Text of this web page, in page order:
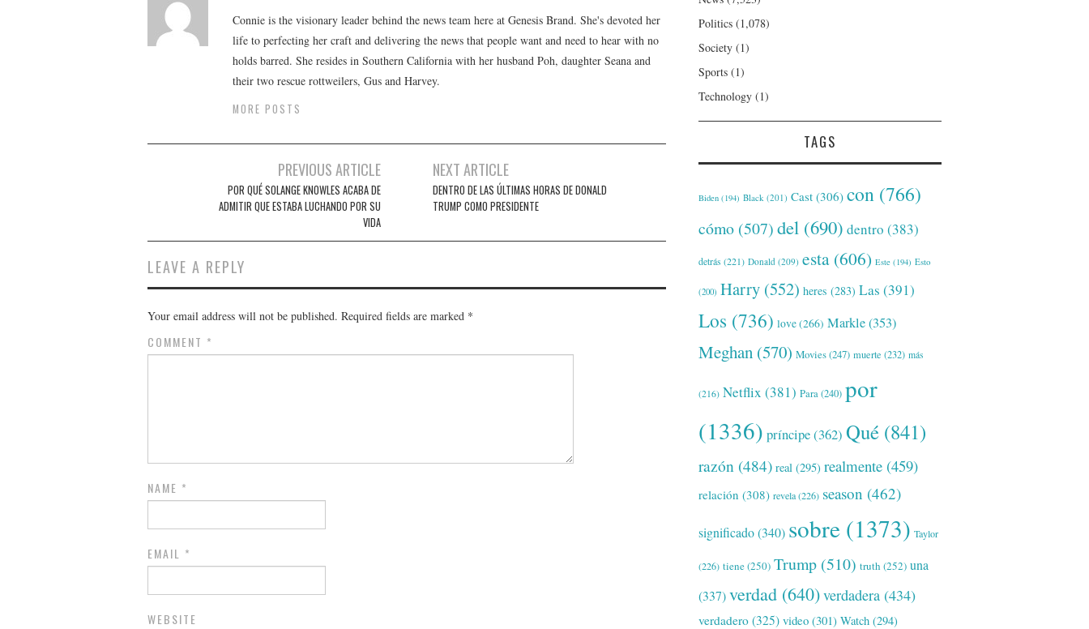
Connie is the visionary leader behind the news team here at Genesis Brand. She's devoted her
life to perfecting her craft and delivering the news that people want and need to hear with no
holds barred. She resides in Southern California with her husband Poh, daughter Seana and
their two rescue rottweilers, Gus and Harvey.
MORE POSTS
PREVIOUS ARTICLE
POR QUÉ SOLANGE KNOWLES ACABA DE
ADMITIR QUE ESTABA LUCHANDO POR SU
VIDA
NEXT ARTICLE
DENTRO DE LAS ÚLTIMAS HORAS DE DONALD
TRUMP COMO PRESIDENTE
LEAVE A REPLY
Your email address will not be published. Required fields are marked *
COMMENT *
NAME *
EMAIL *
WEBSITE
Politics (1,078)
Society (1)
Sports (1)
Technology (1)
TAGS
Biden (194) Black (201) Cast (306) con (766)
cómo (507)del (690) dentro (383)
detrás (221) Donald (209) esta (606) Este (194) Esto
(200) Harry (552) heres (283) Las (391)
Los (736) love(266) Markle(353)
Meghan (570) Movies(247) muerte (232) más
(216) Netflix (381) Para(240) por
(1336) príncipe(362) Qué (841)
razón (484) real (295) realmente (459)
relación (308) revela(226) season (462)
significado(340) sobre (1373) Taylor
(226) tiene(250) Trump (510) truth (252) una
(337)verdad (640)verdadera (434)
verdadero (325) video (301) Watch (294)